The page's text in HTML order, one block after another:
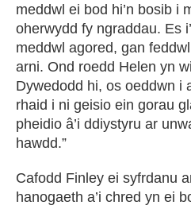
meddwl ei bod hi’n bosib i
oherwydd fy ngraddau. Es
meddwl agored, gan
arni. Ond roedd Helen yn
Dywedodd hi, os oeddwn i
rhaid i ni geisio ein gorau
pheidio â’i ddiystyru ar
hawdd.”
Cafodd Finley ei syfrdanu
hanogaeth a’i chred yn ei